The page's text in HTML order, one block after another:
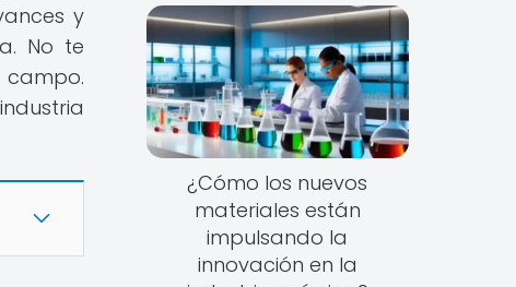
y
No te
¿Cómo los nuevos
materiales están
impulsando la
innovación en la